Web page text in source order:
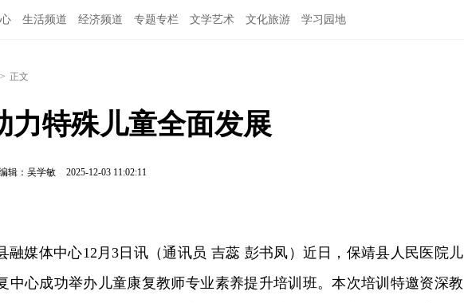
生活频道 经济频道 专题专栏 文学艺术 文化旅游 学习园地
> 正文
力特殊儿童全面发展
辑：吴学敏 2025-12-03 11:02:11
融媒体中心12月3日讯（通讯员 吉蕊 彭书凤）近日，保靖县人民医院儿
中心成功举办儿童康复教师专业素养提升培训班。本次培训特邀资深教